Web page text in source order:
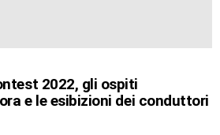
2022, gli ospiti
e le esibizioni dei conduttori